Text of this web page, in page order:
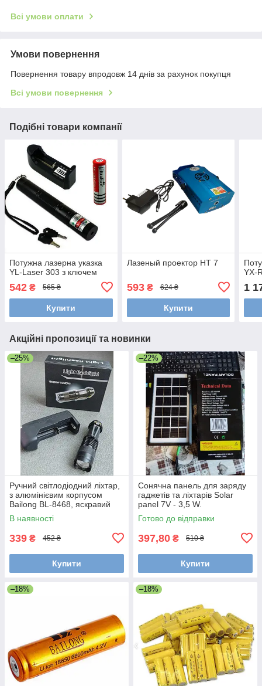
Всі умови оплати
Умови повернення
Повернення товару впродовж 14 днів за рахунок покупця
Всі умови повернення
Подібні товари компанії
Потужна лазерна указка
YL-Laser 303 з ключем
542 ₴ 565 ₴
Купити
Лазеный проектор HT 7
593₴ 624 ₴
Купити
YX-
1
Акційні пропозиції та новинки
–25%
Ручний світлодіодний ліхтар,
з алюмінієвим корпусом
Bailong BL-8468, яскравий
В наявності
339 ₴ 452 ₴
Купити
–22%
Сонячна панель для заряду
гаджетів та ліхтарів Solar
panel 7V - 3,5 W.
Готово до відправки
397,80 ₴ 510 ₴
Купити
–18% –18%